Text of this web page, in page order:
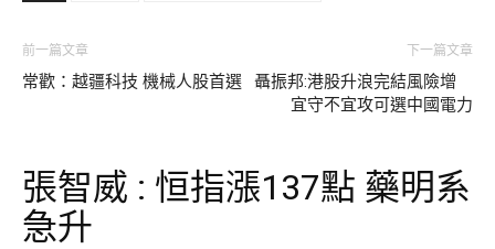
前一篇文章
常歡：越疆科技 機械人股首選
下一篇文章
聶振邦:港股升浪完結風險增
宜守不宜攻可選中國電力
張智威 : 恒指漲137點 藥明系
急升